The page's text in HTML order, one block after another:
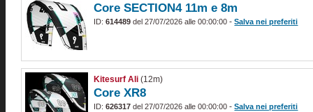
Core SECTION4 11m e 8m
ID:614489 del 27/07/2026 alle 00:00:00 -Salva nei preferiti
Kitesurf Ali (12m)
Core XR8
ID:626317 del 27/07/2026 alle 00:00:00 -Salva nei preferiti